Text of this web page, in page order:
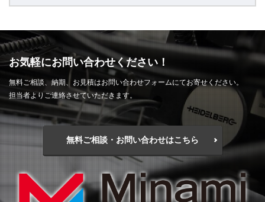
お気軽にお問い合わせください！
無料ご相談、納期、お見積はお問い合わせフォームにてお寄せください。
担当者よりご連絡させていただきます。
無料ご相談・お問い合わせはこちら